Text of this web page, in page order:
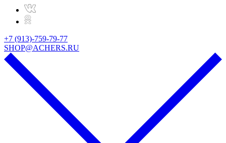
+7 (913)-759-79-77
SHOP@ACHERS.RU